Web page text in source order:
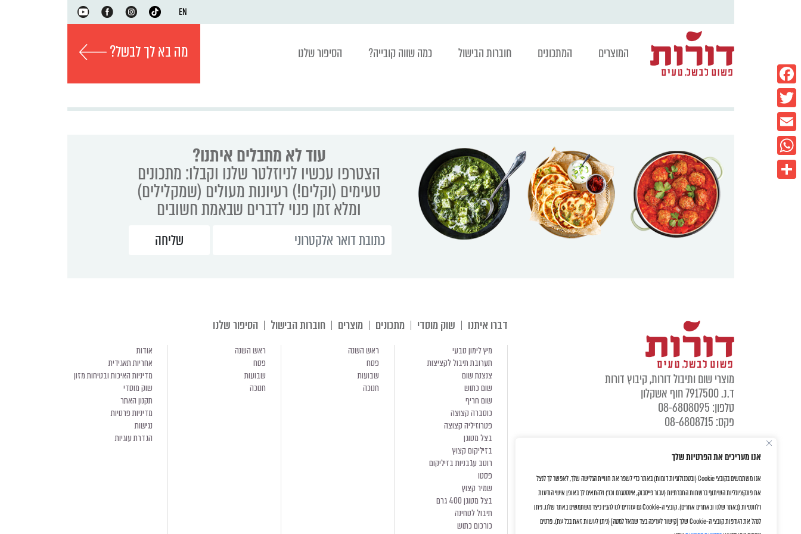
אנו מעריכים את הפרטיות שלך
אנו משתמשים בקובצי Cookie (ובטכנולוגיות דומות) באתר כדי לשפר את חוויית הגלישה שלך, לאפשר לך לנצל
את פונקציונליות השיתוף ברשתות החברתיות (עבור פייסבוק, אינסטגרם וכו') ולהתאים לך באופן אישי הודעות
רלוונטיות (באתר שלנו ובאתרים אחרים). קובצי ה-Cookie גם עוזרים לנו להבין כיצד משתמשים באתר שלנו. ניתן
לנהל את העדפות קובצי ה-Cookie שלך [קישור לעריכה בצד שמאל למטה] (ניתן לעשות זאת בכל עת). פרטים
EN
המוצרים המתכונים חוברות הבישול כמה שווה קובייה? הסיפור שלנו מה בא לך לבשל?
עוד לא מתבלים איתנו?
הצטרפו עכשיו לניוזלטר שלנו וקבלו: מתכונים
טעימים (וקלים!) רעיונות מעולים (שמקלילים)
ומלא זמן פנוי לדברים שבאמת חשובים
מוצרי שום ותיבול דורות, קיבוץ דורות
ד.נ. 7917500 חוף אשקלון
טלפון: 08-6808095
פקס: 08-6808715
דברו איתנו שוק מוסדי מתכונים מוצרים חוברות הבישול הסיפור שלנו
מיץ לימון טבעי
תערובת תיבול לקציצות
צנצנת שום
שום כתוש
שום חריף
כוסברה קצוצה
פטרוזיליה קצוצה
בצל מטוגן
בזיליקום קצוץ
רוטב עגבניות בזיליקום
פסטו
שמיר קצוץ
בצל מטוגן 400 גרם
תיבול לטחינה
כורכום כתוש
ראש השנה
פסח
שבועות
חנוכה
ראש השנה
פסח
שבועות
חנוכה
אודות
אחריות תאגידית
מדיניות האיכות ובטיחות מזון
שוק מוסדי
תקנון האתר
מדיניות פרטיות
נגישות
הגדרת עוגיות
Facebook
Twitter
Email
WhatsApp